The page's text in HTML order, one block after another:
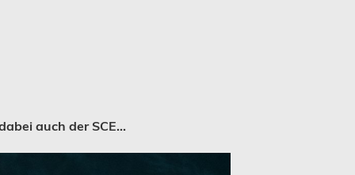
auch der SCE...